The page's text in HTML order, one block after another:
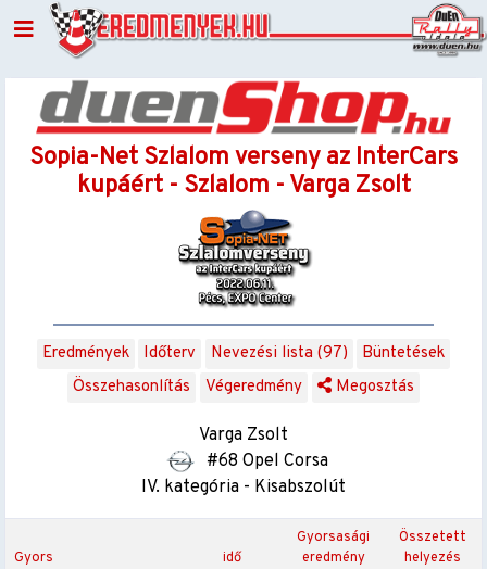
Sopia-Net Szlalom verseny az InterCars
kupáért - Szlalom - Varga Zsolt
Eredmények Időterv Nevezési lista (97)
Büntetések
Összehasonlítás
Végeredmény Megosztás
Varga Zsolt
#68 Opel Corsa
IV. kategória - Kisabszolút
Gyors idő
Gyorsasági
eredmény
Összetett
helyezés